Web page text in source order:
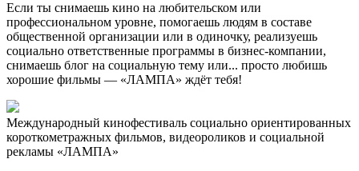
Если ты снимаешь кино на любительском или
профессиональном уровне, помогаешь людям в составе
общественной организации или в одиночку, реализуешь
социально ответственные программы в бизнес-компании,
снимаешь блог на социальную тему или... просто любишь
хорошие фильмы — «ЛАМПА» ждёт тебя!
Международный кинофестиваль социально ориентированных
короткометражных фильмов, видеороликов и социальной
рекламы «ЛАМПА»